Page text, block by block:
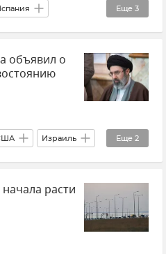
Еще 3
Видео
объявил о
Еще 2
Израиль
расти